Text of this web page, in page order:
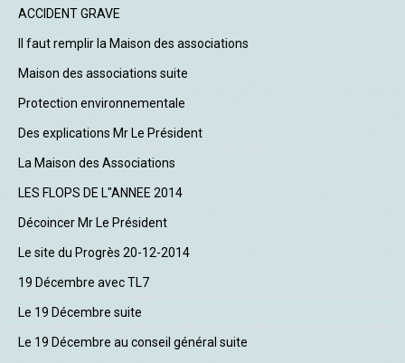
ACCIDENT GRAVE
Il faut remplir la Maison des associations
Maison des associations suite
Protection environnementale
Des explications Mr Le Président
La Maison des Associations
LES FLOPS DE L"ANNEE 2014
Décoincer Mr Le Président
Le site du Progrès 20-12-2014
19 Décembre avec TL7
Le 19 Décembre suite
Le 19 Décembre au conseil général suite